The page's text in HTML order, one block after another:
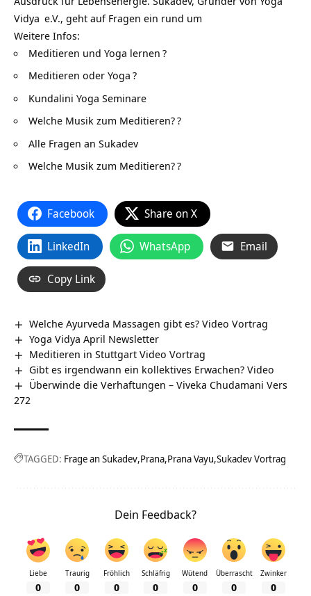
Vidya e.V., geht auf Fragen ein rund um
Weitere Infos:
Meditieren und Yoga lernen ?
Meditieren oder Yoga ?
Kundalini Yoga Seminare
Welche Musik zum Meditieren??
Alle Fragen an Sukadev
Welche Musik zum Meditieren??
Facebook Share on X
LinkedIn WhatsApp Email
Copy Link
Welche Ayurveda Massagen gibt es? Video Vortrag
Yoga Vidya April Newsletter
Meditieren in Stuttgart Video Vortrag
Gibt es irgendwann ein kollektives Erwachen? Video
Überwinde die Verhaftungen – Viveka Chudamani Vers
272
TAGGED: Frage an Sukadev Prana Prana Vayu Sukadev Vortrag
Dein Feedback?
Liebe
0
Traurig
0
Fröhlich
0
Schläfrig
0
Wütend
0
Überrascht
0
Zwinker
0